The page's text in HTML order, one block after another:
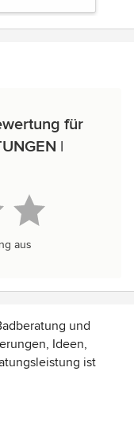
für
|
aus
und
Ideen,
ist
und richtet sich in
an Freunde,